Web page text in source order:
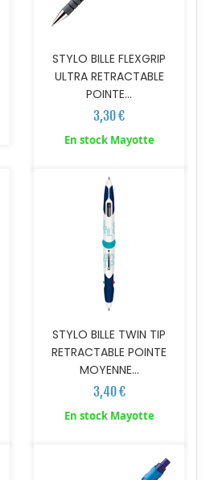
STYLO BILLE FLEXGRIP
ULTRA RETRACTABLE
POINTE...
3,30 €
En stock Mayotte
STYLO BILLE TWIN TIP
RETRACTABLE POINTE
MOYENNE...
3,40 €
En stock Mayotte